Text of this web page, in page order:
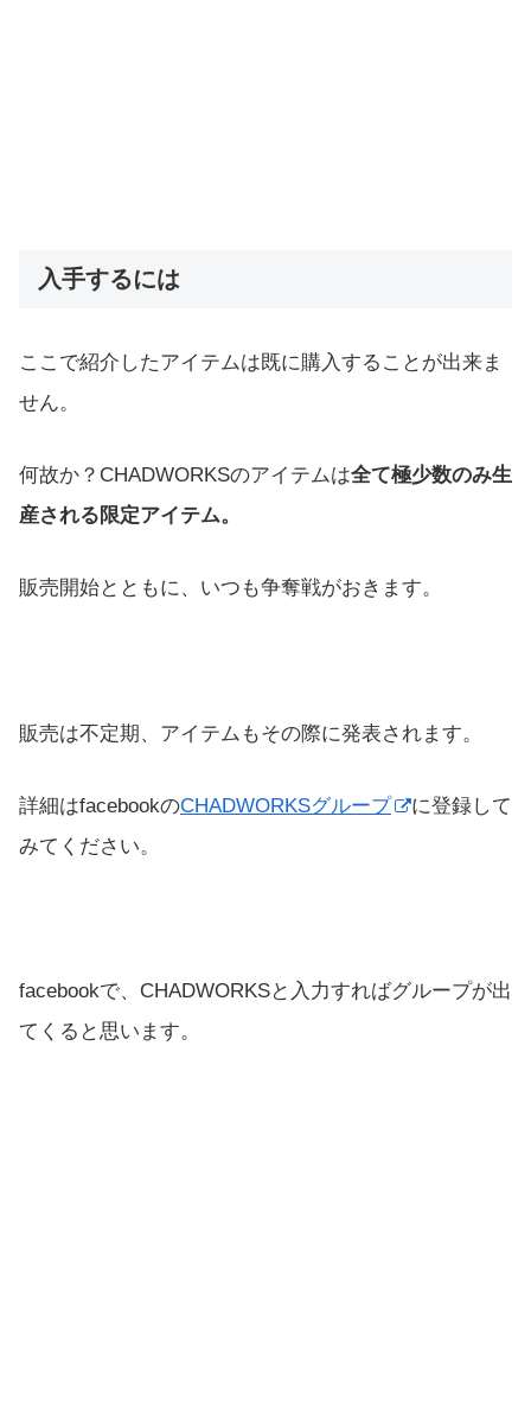
入手するには
ここで紹介したアイテムは既に購入することが出来ま
せん。
何故か？CHADWORKSのアイテムは全て極少数のみ生
産される限定アイテム。
販売開始とともに、いつも争奪戦がおきます。
販売は不定期、アイテムもその際に発表されます。
詳細はfacebookのCHADWORKSグループ
に登録して
みてください。
facebookで、CHADWORKSと入力すればグループが出
てくると思います。